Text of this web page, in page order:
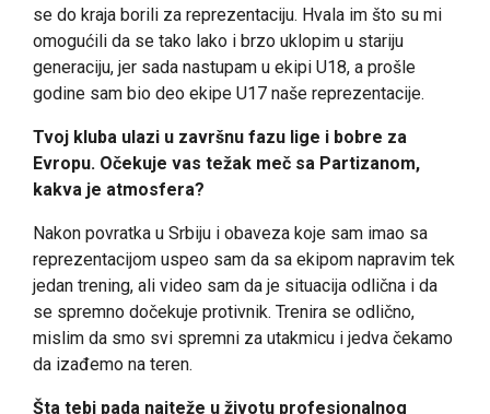
se do kraja borili za reprezentaciju. Hvala im što su mi
omogućili da se tako lako i brzo uklopim u stariju
generaciju, jer sada nastupam u ekipi U18, a prošle
godine sam bio deo ekipe U17 naše reprezentacije.
Tvoj kluba ulazi u završnu fazu lige i bobre za
Evropu. Očekuje vas težak meč sa Partizanom,
kakva je atmosfera?
Nakon povratka u Srbiju i obaveza koje sam imao sa
reprezentacijom uspeo sam da sa ekipom napravim tek
jedan trening, ali video sam da je situacija odlična i da
se spremno dočekuje protivnik. Trenira se odlično,
mislim da smo svi spremni za utakmicu i jedva čekamo
da izađemo na teren.
Šta tebi pada najteže u životu profesionalnog